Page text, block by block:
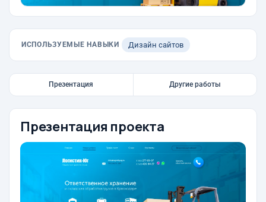
ИСПОЛЬЗУЕМЫЕ НАВЫКИ Дизайн сайтов
Презентация Другие работы
Презентация проекта